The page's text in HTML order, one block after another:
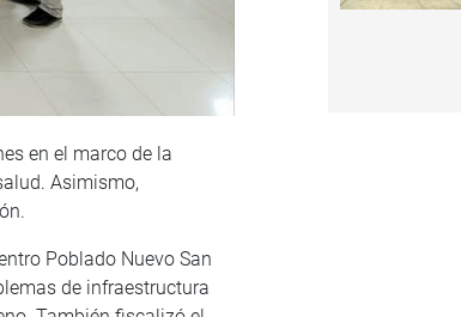
en el marco de la
Asimismo,
Poblado Nuevo San
de infraestructura